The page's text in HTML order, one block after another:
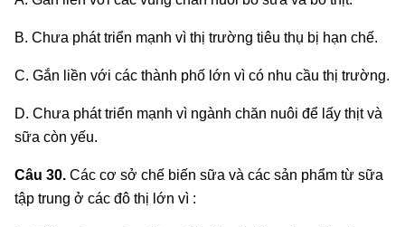
B. Chưa phát triển mạnh vì thị trường tiêu thụ bị hạn chế.
C. Gắn liền với các thành phố lớn vì có nhu cầu thị trường.
D. Chưa phát triển mạnh vì ngành chăn nuôi để lấy thịt và
sữa còn yếu.
Câu 30. Các cơ sở chế biến sữa và các sản phẩm từ sữa
tập trung ở các đô thị lớn vì :